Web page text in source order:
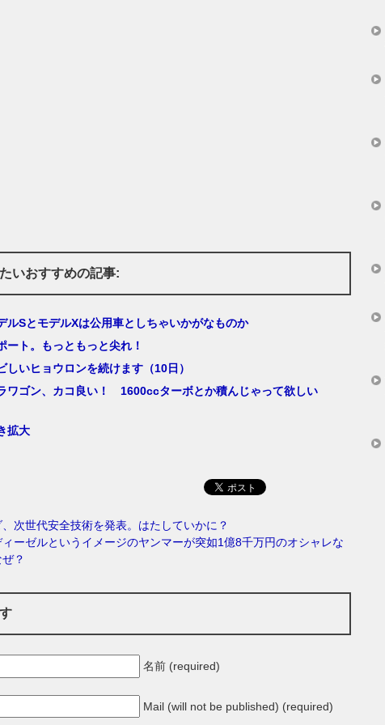
いおすすめの記事:
ルSとモデルXは公用車としちゃいかがなものか
ート。もっともっと尖れ！
しいヒョウロンを続けます（10日）
ワゴン、カコ良い！ 1600ccターボとか積んじゃって欲しい
拡大
次世代安全技術を発表。はたしていかに？
ーゼルというイメージのヤンマーが突如1億8千万円のオシャレな
？
名前 (required)
Mail (will not be published) (required)